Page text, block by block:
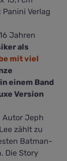
Panini Verlag
Jahren
als
mit viel
einem Band
Version
Autor Jeph
zählt zu
Batman-
Die Story